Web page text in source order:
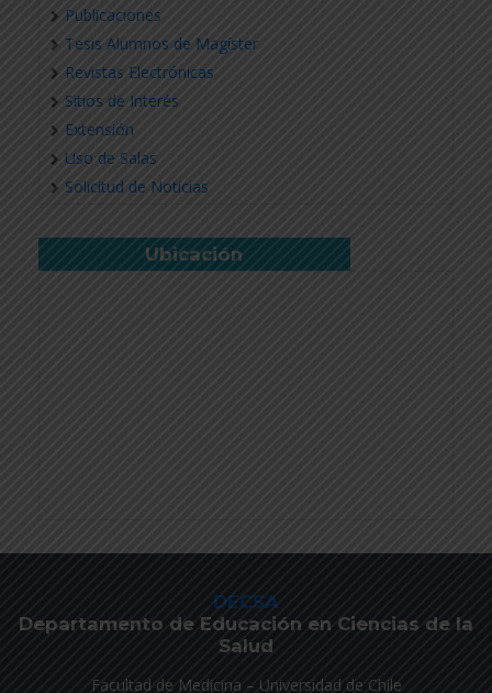
Publicaciones
Tesis Alumnos de Magíster
Revistas Electrónicas
Sitios de Interés
Extensión
Uso de Salas
Solicitud de Noticias
Ubicación
DECSA
Departamento de Educación en Ciencias de la
Salud
Facultad de Medicina – Universidad de Chile